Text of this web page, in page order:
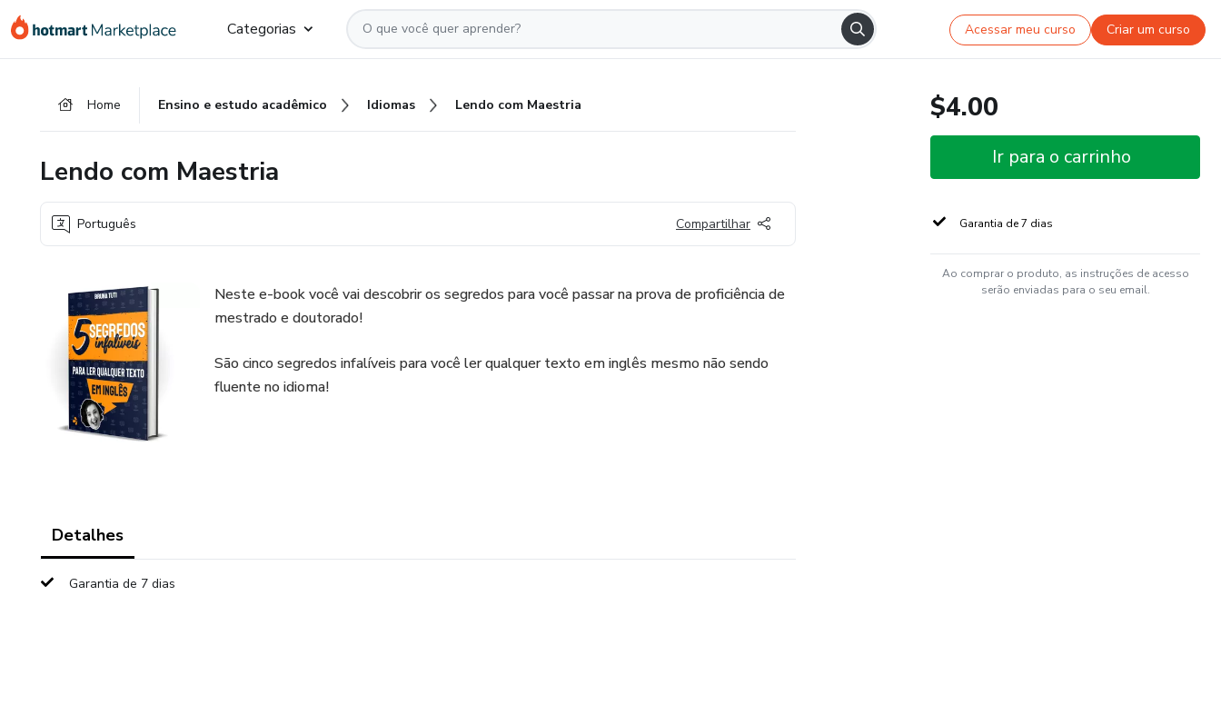
para
para
para
Categorias Acessar meu curso Criar um curso
Home Ensino e estudo acadêmico Idiomas Lendo com Maestria
Lendo com Maestria
Português Compartilhar
Neste e-book você vai descobrir os segredos para você passar na prova de proficiência de
mestrado e doutorado!
São cinco segredos infalíveis para você ler qualquer texto em inglês mesmo não sendo
fluente no idioma!
Detalhes
Garantia de 7 dias
$4.00
Ir para o carrinho
Garantia de 7 dias
Ao comprar o produto, as instruções de acesso
serão enviadas para o seu email.